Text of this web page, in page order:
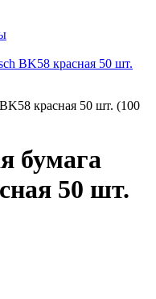
BK58 красная 50 шт.
бумага
50 шт.